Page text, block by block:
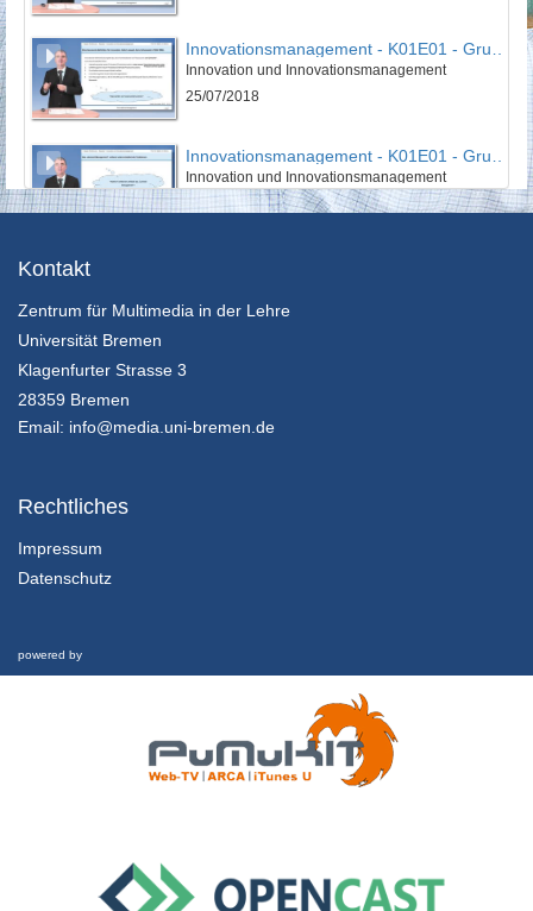
Innovationsmanagement - K01E01 - Grundlagen des Innovationsmanagement - Teil 02
Innovation und Innovationsmanagement
25/07/2018
Innovation und Innovationsmanagement
25/07/2018
25/07/2018
Innovation in Zahlen
Kontakt
Zentrum für Multimedia in der Lehre
Universität Bremen
Klagenfurter Strasse 3
28359 Bremen
Email: info@media.uni-bremen.de
Rechtliches
Impressum
Datenschutz
powered by